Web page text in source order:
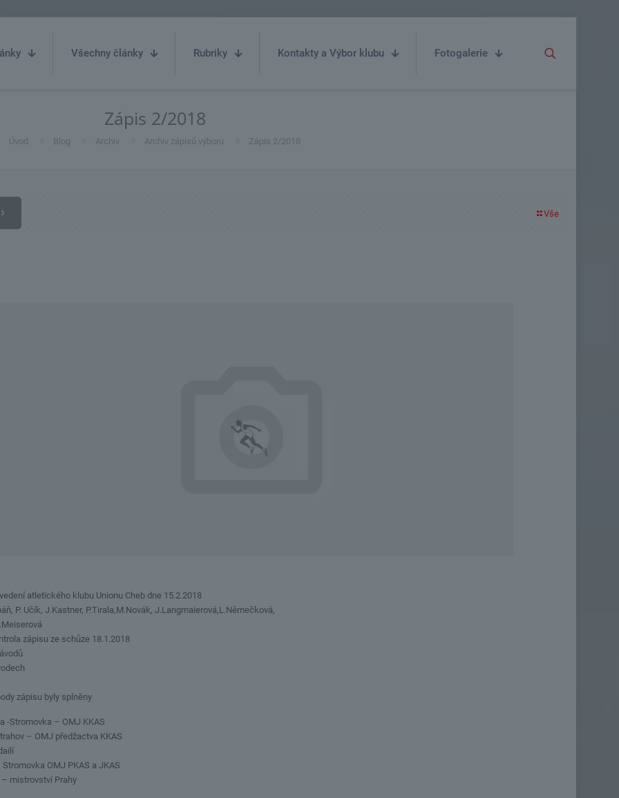
Všechny články Rubriky Kontakty a Výbor klubu Fotogalerie
Zápis 2/2018
Úvod Blog Archiv Archiv zápisů výboru Zápis 2/2018
Vše
atletického klubu Unionu Cheb dne 15.2.2018
P. Učík, J.Kastner, P.Tirala,M.Novák, J.Langmaierová,L.Němečková,
zápisu ze schůze 18.1.2018
zápisu byly splněny
-Stromovka – OMJ KKAS
– OMJ předžactva KKAS
OMJ PKAS a JKAS
– mistrovství Prahy